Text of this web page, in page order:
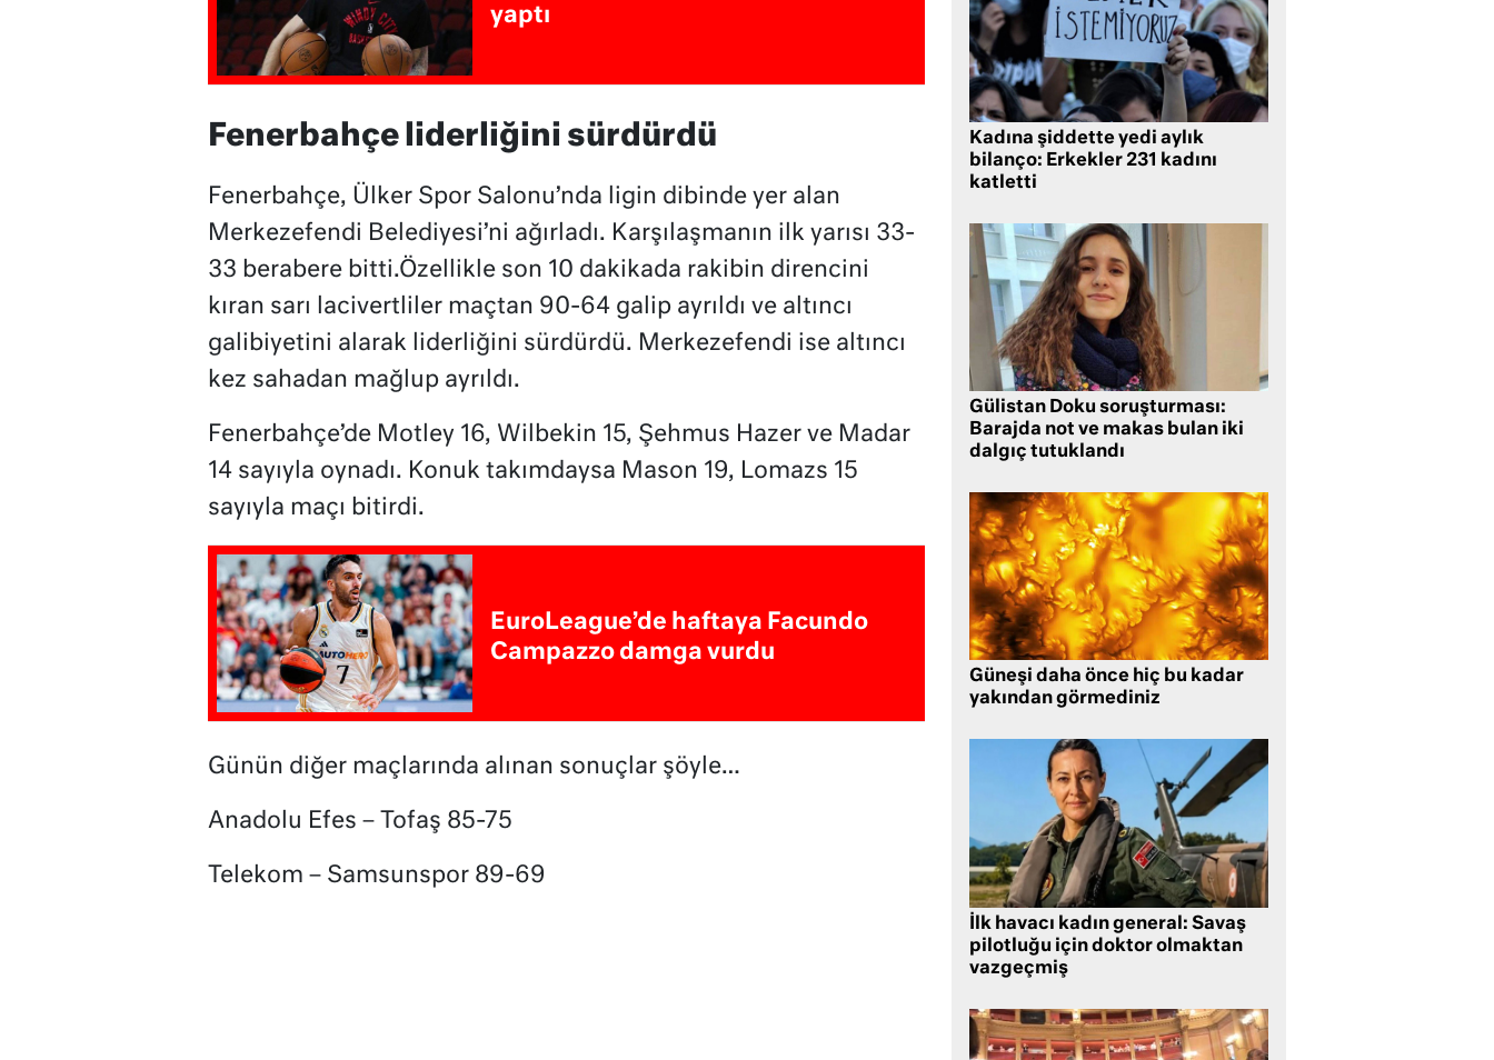
yaptı
Fenerbahçe liderliğini sürdürdü
Fenerbahçe, Ülker Spor Salonu’nda ligin dibinde yer alan
Merkezefendi Belediyesi’ni ağırladı. Karşılaşmanın ilk yarısı 33-
33 berabere bitti.Özellikle son 10 dakikada rakibin direncini
kıran sarı lacivertliler maçtan 90-64 galip ayrıldı ve altıncı
galibiyetini alarak liderliğini sürdürdü. Merkezefendi ise altıncı
kez sahadan mağlup ayrıldı.
Fenerbahçe’de Motley 16, Wilbekin 15, Şehmus Hazer ve Madar
14 sayıyla oynadı. Konuk takımdaysa Mason 19, Lomazs 15
sayıyla maçı bitirdi.
EuroLeague’de haftaya Facundo
Campazzo damga vurdu
Günün diğer maçlarında alınan sonuçlar şöyle…
Anadolu Efes – Tofaş 85-75
Telekom – Samsunspor 89-69
Kadına şiddette yedi aylık
bilanço: Erkekler 231 kadını
katletti
Gülistan Doku soruşturması:
Barajda not ve makas bulan iki
dalgıç tutuklandı
Güneşi daha önce hiç bu kadar
yakından görmediniz
İlk havacı kadın general: Savaş
pilotluğu için doktor olmaktan
vazgeçmiş